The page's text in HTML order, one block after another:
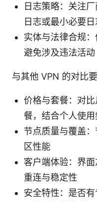
日志策略：关注
日志或最小必要
实体与法律合规：
避免涉及违法活动
与其他 VPN 的对比
价格与套餐：对
餐，结合个人使
节点质量与覆盖
区性能
客户端体验：界
重连与稳定性
安全特性：是否有